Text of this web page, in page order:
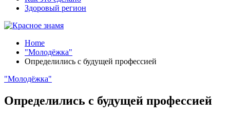
Здоровый регион
Home
"Молодёжка"
Определились с будущей профессией
"Молодёжка"
Определились с будущей профессией